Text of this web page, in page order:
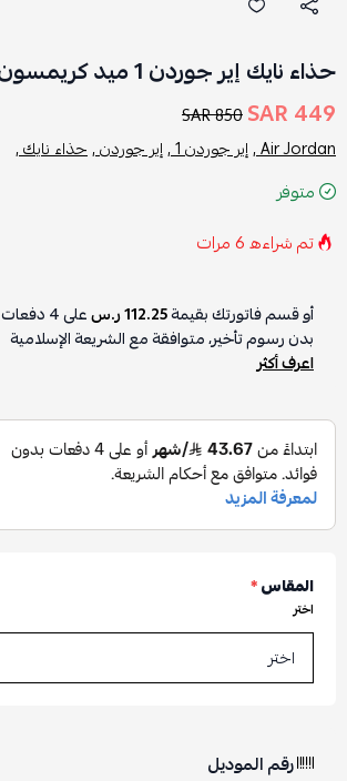
حذاء نايك إير جوردن 1 ميد كريمسون تينت
449 SAR
850 SAR
Air Jordan , إير جوردن 1 , إير جوردن ,حذاء نايك ,
متوفر
تم شراءه6مرات
أو قسم فاتورتك بقيمة112.25 ر.س على4دفعات
بدون رسوم تأخير، متوافقة مع الشريعة الإسلامية
اعرف أكثر
المقاس*
اختر
رقم الموديل